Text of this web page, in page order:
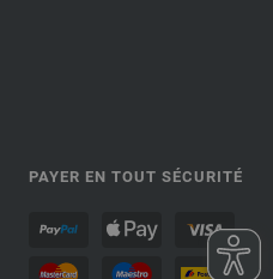
PAYER EN TOUT SÉCURITÉ